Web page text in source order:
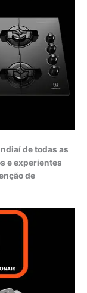
de todas as
e experientes
de